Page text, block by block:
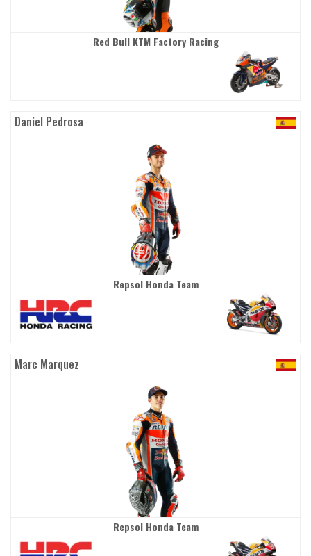
Red Bull KTM Factory Racing
Daniel Pedrosa
Repsol Honda Team
Marc Marquez
Repsol Honda Team